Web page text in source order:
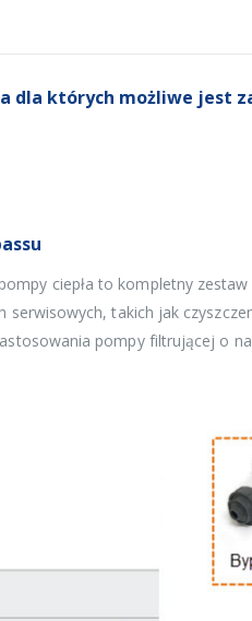
dla których możliwe jest
ciepła to kompletny
serwisowych, takich jak
pompy filtrującej o